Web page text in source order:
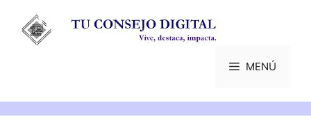
contenido
MENÚ